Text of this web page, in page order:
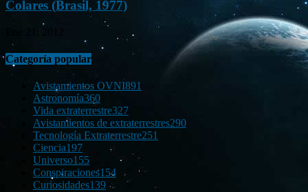
Colares (Brasil, 1977)
Categoría popular
Avistamientos OVNI891
Astronomía360
Vida extraterrestre327
Avistamientos de extraterrestres290
Tecnología Extraterrestre251
Ciencia197
Universo155
Conspiraciones154
Curiosidades139